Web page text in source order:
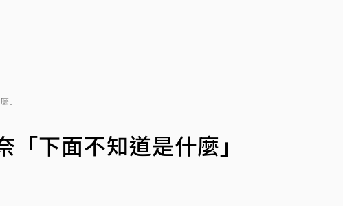
」
下面不知道是什麼」